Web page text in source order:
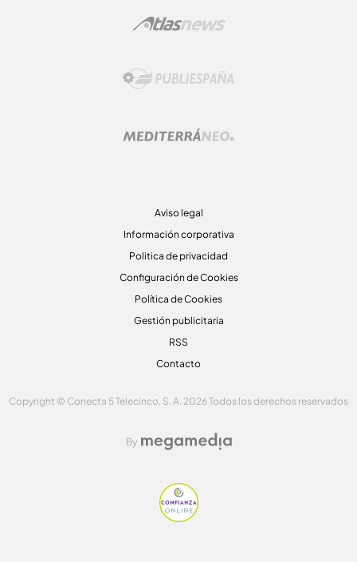
Aviso legal
Información corporativa
Politica de privacidad
Configuración de Cookies
Política de Cookies
Gestión publicitaria
RSS
Contacto
Copyright © Conecta 5 Telecinco, S. A. 2026 Todos los derechos reservados
By